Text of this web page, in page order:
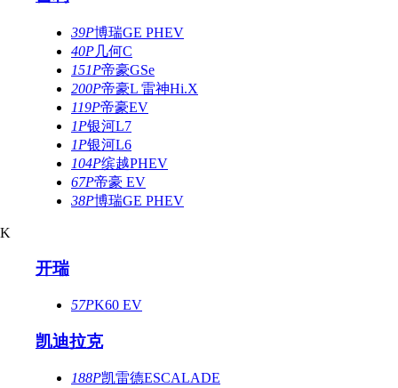
39P博瑞GE PHEV
40P几何C
151P帝豪GSe
200P帝豪L 雷神Hi.X
119P帝豪EV
1P银河L7
1P银河L6
104P缤越PHEV
67P帝豪 EV
38P博瑞GE PHEV
K
开瑞
57PK60 EV
凯迪拉克
188P凯雷德ESCALADE